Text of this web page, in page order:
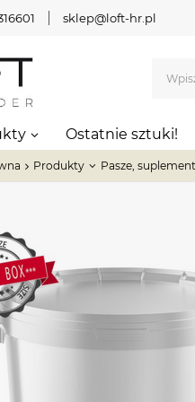
sklep@loft-hr.pl
Ostatnie sztuki!
Produkty Pasze,